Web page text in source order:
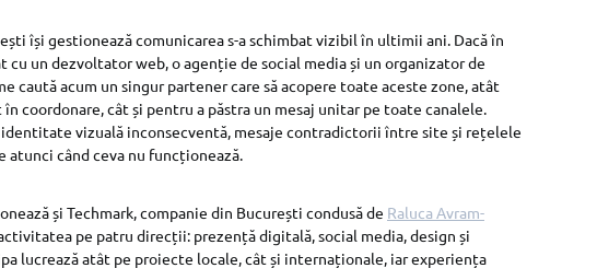
își gestionează comunicarea s-a schimbat vizibil în ultimii ani. Dacă în
cu un dezvoltator web, o agenție de social media și un organizator de
caută acum un singur partener care să acopere toate aceste zone, atât
coordonare, cât și pentru a păstra un mesaj unitar pe toate canalele.
identitate vizuală inconsecventă, mesaje contradictorii între site și rețelele
atunci când ceva nu funcționează.
și Techmark, companie din București condusă de Raluca Avram-
pe patru direcții: prezență digitală, social media, design și
lucrează atât pe proiecte locale, cât și internaționale, iar experiența